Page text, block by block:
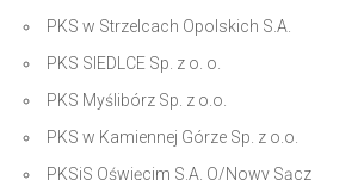
PKS w Strzelcach Opolskich S.A.
PKS SIEDLCE Sp. z o. o.
PKS Myślibórz Sp. z o.o.
PKS w Kamiennej Górze Sp. z o.o.
PKSiS Oświęcim S.A. O/Nowy Sącz